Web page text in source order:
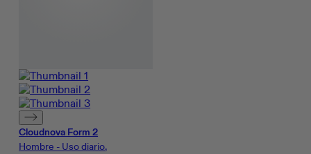
Cloudnova Form 2
Hombre - Uso diario,